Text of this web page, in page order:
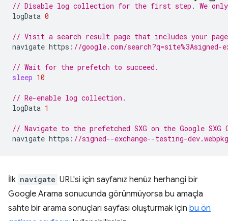
// Disable log collection for the first step. We
logData 0
// Visit a search result page that includes your
navigate https : //google.com/search?q=site%3Asigned-
// Wait for the prefetch to succeed.
sleep 10
// Re-enable log collection.
logData 1
// Navigate to the prefetched SXG on the Google SXG
navigate https : //signed--exchange--testing-
İlk navigate URL'si için sayfanız henüz herhangi bir
Google Arama sonucunda görünmüyorsa bu amaçla
sahte bir arama sonuçları sayfası oluşturmak için bu ön